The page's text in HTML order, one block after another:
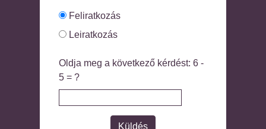
Feliratkozás
Leiratkozás
Oldja meg a következő kérdést: 6 -
5 = ?